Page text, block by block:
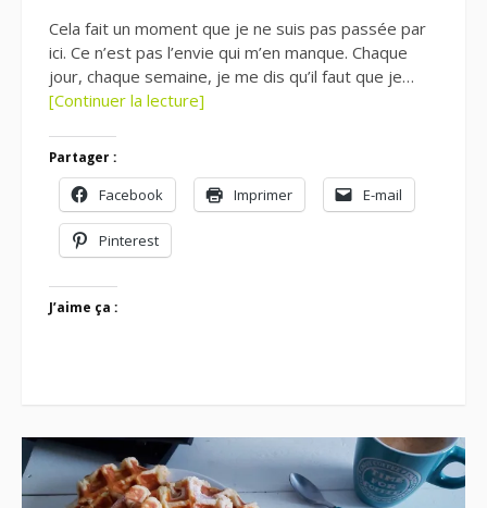
Cela fait un moment que je ne suis pas passée par
ici. Ce n’est pas l’envie qui m’en manque. Chaque
jour, chaque semaine, je me dis qu’il faut que je…
[Continuer la lecture]
Partager :
Facebook Imprimer E-mail
Pinterest
J’aime ça :